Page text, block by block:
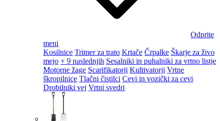
Odprite
meni
Kosilnice Trimer za trato Krtače Črpalke Škarje za živo
mejo + 9 naslednjih Sesalniki in puhalniki za vrtno listje
Motorne žage Scarifikatorji Kultivatorji Vrtne
škropilnice Tlačni čistilci Cevi in vozički za cevi
Drobilniki vej Vrtni svedri